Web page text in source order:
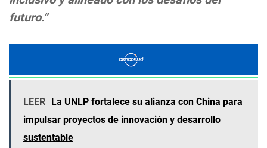
futuro.”
LEER
La UNLP fortalece su alianza con China para
impulsar proyectos de innovación y desarrollo
sustentable